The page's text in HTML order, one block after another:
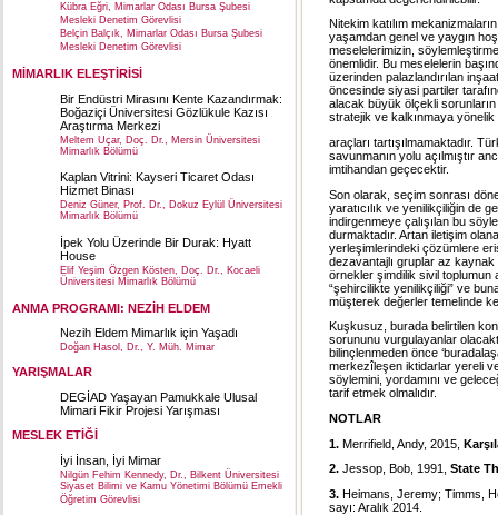
Kübra Eğri, Mimarlar Odası Bursa Şubesi
Mesleki Denetim Görevlisi
Belçin Balçık, Mimarlar Odası Bursa Şubesi
Mesleki Denetim Görevlisi
MİMARLIK ELEŞTİRİSİ
Bir Endüstri Mirasını Kente Kazandırmak:
Boğaziçi Üniversitesi Gözlükule Kazısı
Araştırma Merkezi
Meltem Uçar, Doç. Dr., Mersin Üniversitesi
Mimarlık Bölümü
Kaplan Vitrini: Kayseri Ticaret Odası
Hizmet Binası
Deniz Güner, Prof. Dr., Dokuz Eylül Üniversitesi
Mimarlık Bölümü
İpek Yolu Üzerinde Bir Durak: Hyatt
House
Elif Yeşim Özgen Kösten, Doç. Dr., Kocaeli
Üniversitesi Mimarlık Bölümü
ANMA PROGRAMI: NEZİH ELDEM
Nezih Eldem Mimarlık için Yaşadı
Doğan Hasol, Dr., Y. Müh. Mimar
YARIŞMALAR
DEGİAD Yaşayan Pamukkale Ulusal
Mimari Fikir Projesi Yarışması
MESLEK ETİĞİ
İyi İnsan, İyi Mimar
Nilgün Fehim Kennedy, Dr., Bilkent Üniversitesi
Siyaset Bilimi ve Kamu Yönetimi Bölümü Emekli
Öğretim Görevlisi
Nitekim katılım
yaşamdan genel ve yaygın
meselelerimizin,
önemlidir. Bu meselelerin
üzerinden palazlandırılan
öncesinde siyasi partiler
alacak büyük ölçekli
stratejik ve kalkınmaya yönelik
araçları tartışılmamaktadır.
savunmanın yolu açılmıştır
imtihandan geçecektir.
Son olarak, seçim sonrası
yaratıcılık ve yenilikçiliğin de
indirgenmeye çalışılan bu
durmaktadır. Artan iletişim
yerleşimlerindeki çözümlere
dezavantajlı gruplar az kaynak
örnekler şimdilik sivil toplumun
“şehircilikte yenilikçiliği” ve
müşterek değerler temelinde
Kuşkusuz, burada belirtilen
sorununu vurgulayanlar
bilinçlenmeden önce
merkezîleşen iktidarlar yereli
söylemini, yordamını ve
tarif etmek olmalıdır.
NOTLAR
1. Merrifield, Andy, 2015,
2. Jessop, Bob, 1991, State
3. Heimans, Jeremy; Timms,
sayı: Aralık 2014.